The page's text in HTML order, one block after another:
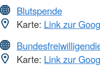
Blutspende
Karte: Link zur
Karte: Link zur